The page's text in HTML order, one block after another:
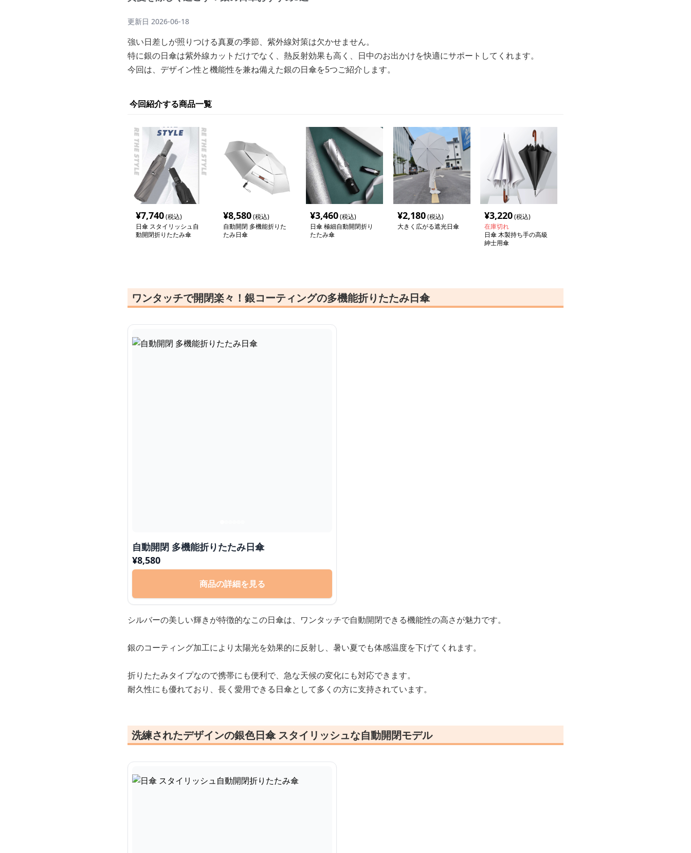
更新日 2026-06-18
強い日差しが照りつける真夏の季節、紫外線対策は欠かせません。
特に銀の日傘は紫外線カットだけでなく、熱反射効果も高く、日中のお出かけを快適にサポートしてくれます。
今回は、デザイン性と機能性を兼ね備えた銀の日傘を5つご紹介します。
今回紹介する商品一覧
¥7,740(税込)
日傘 スタイリッシュ自
動開閉折りたたみ傘
¥8,580(税込)
自動開閉 多機能折りた
たみ日傘
¥3,460(税込)
日傘 極細自動開閉折り
たたみ傘
¥2,180(税込)
大きく広がる遮光日傘
¥3,220(税込)
在庫切れ
日傘 木製持ち手の高級
紳士用傘
ワンタッチで開閉楽々！銀コーティングの多機能折りたたみ日傘
自動開閉 多機能折りたたみ日傘
¥8,580
商品の詳細を見る
シルバーの美しい輝きが特徴的なこの日傘は、ワンタッチで自動開閉できる機能性の高さが魅力です。
銀のコーティング加工により太陽光を効果的に反射し、暑い夏でも体感温度を下げてくれます。
折りたたみタイプなので携帯にも便利で、急な天候の変化にも対応できます。
耐久性にも優れており、長く愛用できる日傘として多くの方に支持されています。
洗練されたデザインの銀色日傘 スタイリッシュな自動開閉モデル